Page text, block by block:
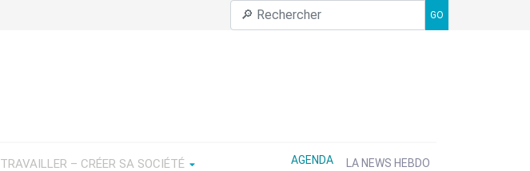
GO
TRAVAILLER – CRÉER SA SOCIÉTÉ AGENDA LA NEWS HEBDO